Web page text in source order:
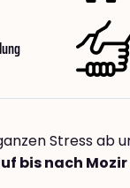
Stress ab
bis nach Mozir